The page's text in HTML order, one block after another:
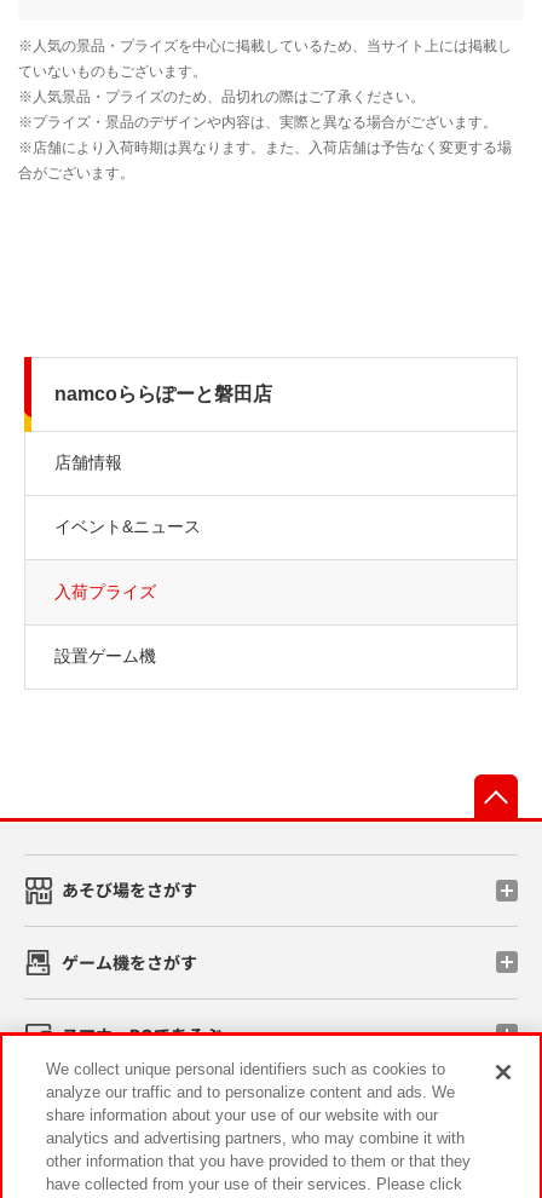
namcoららぽーと磐田店
店舗情報
イベント&ニュース
入荷プライズ
設置ゲーム機
あそび場をさがす
ゲーム機をさがす
スマホ・PCであそぶ
イベント・キャンペーン
We collect unique personal identifiers such as cookies to
analyze our traffic and to personalize content and ads. We
share information about your use of our website with our
analytics and advertising partners, who may combine it with
other information that you have provided to them or that they
have collected from your use of their services. Please click